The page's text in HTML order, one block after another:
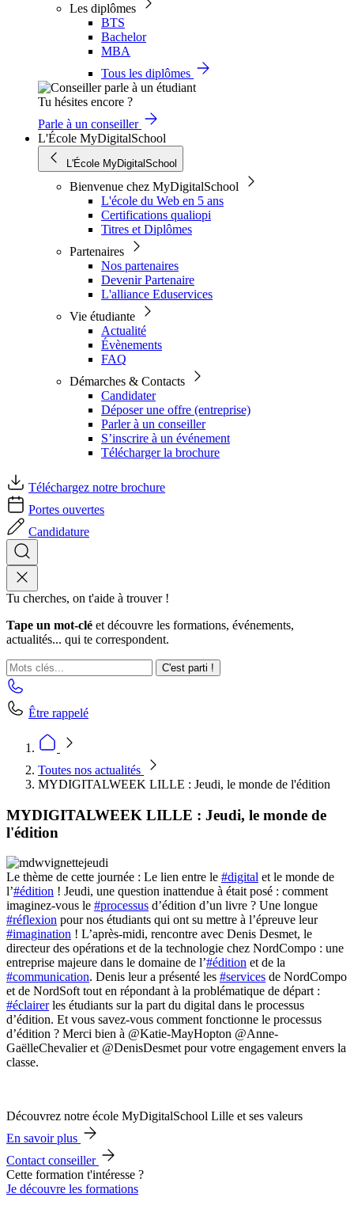
Les diplômes
BTS
Bachelor
MBA
Tous les diplômes
Tu hésites encore ?
Parle à un conseiller
L'École MyDigitalSchool
L'École MyDigitalSchool
Bienvenue chez MyDigitalSchool
L'école du Web en 5 ans
Certifications qualiopi
Titres et Diplômes
Partenaires
Nos partenaires
Devenir Partenaire
L'alliance Eduservices
Vie étudiante
Actualité
Évènements
FAQ
Démarches & Contacts
Candidater
Déposer une offre (entreprise)
Parler à un conseiller
S’inscrire à un événement
Télécharger la brochure
Téléchargez notre brochure
Portes ouvertes
Candidature
Tu cherches, on t'aide à trouver !
Tape un mot-clé et découvre les formations, événements,
actualités... qui te correspondent.
C'est parti !
Être rappelé
Toutes nos actualités
MYDIGITALWEEK LILLE : Jeudi, le monde de l'édition
MYDIGITALWEEK LILLE : Jeudi, le monde de
l'édition
Le thème de cette journée : Le lien entre le #digital et le monde de
l’#édition ! Jeudi, une question inattendue à était posé : comment
imaginez-vous le #processus d’édition d’un livre ? Une longue
#réflexion pour nos étudiants qui ont su mettre à l’épreuve leur
#imagination ! L’après-midi, rencontre avec Denis Desmet, le
directeur des opérations et de la technologie chez NordCompo : une
entreprise majeure dans le domaine de l’#édition et de la
#communication. Denis leur a présenté les #services de NordCompo
et de NordSoft tout en répondant à la problématique de départ :
#éclairerles étudiants sur la part du digital dans le processus
d’édition. Et vous savez-vous comment fonctionne le processus
d’édition ? Merci bien à @Katie-MayHopton @Anne-
GaëlleChevalier et @DenisDesmet pour votre engagement envers la
classe.
Découvrez notre école MyDigitalSchool Lille et ses valeurs
En savoir plus
Contact conseiller
Cette formation t'intéresse ?
Je découvre les formations